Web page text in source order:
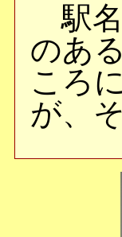
駅名
のあ
ころ
が、